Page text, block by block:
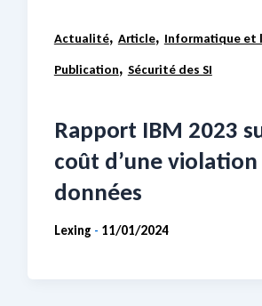
Actualité, Article, Informatique et
Publication, Sécurité des SI
Rapport IBM 2023
coût d’une
données
Lexing - 11/01/2024